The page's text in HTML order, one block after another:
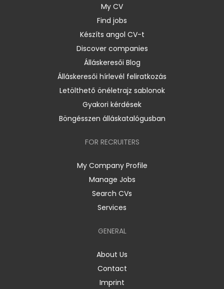
My CV
Find jobs
Készíts angol CV-t
Discover companies
Álláskeresői Blog
Álláskeresői hírlevél feliratkozás
Letölthető önéletrajz sablonok
Gyakori kérdések
Böngésszen álláskatalógusban
FOR RECRUITERS
My Company Profile
Manage Jobs
Search CVs
Services
GENERAL
About Us
Contact
Imprint